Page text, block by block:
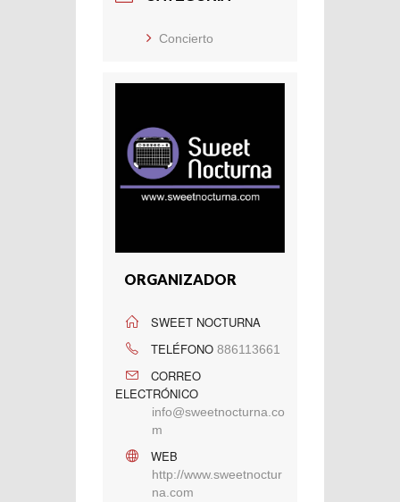
Concierto
ORGANIZADOR
SWEET NOCTURNA
TELÉFONO 886113661
CORREO
ELECTRÓNICO
info@sweetnocturna.co
m
WEB
http://www.sweetnoctur
na.com